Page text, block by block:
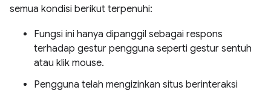
semua kondisi berikut terpenuhi:
Fungsi ini hanya dipanggil sebagai respons
terhadap gestur pengguna seperti gestur sentuh
atau klik mouse.
Pengguna telah mengizinkan situs berinteraksi